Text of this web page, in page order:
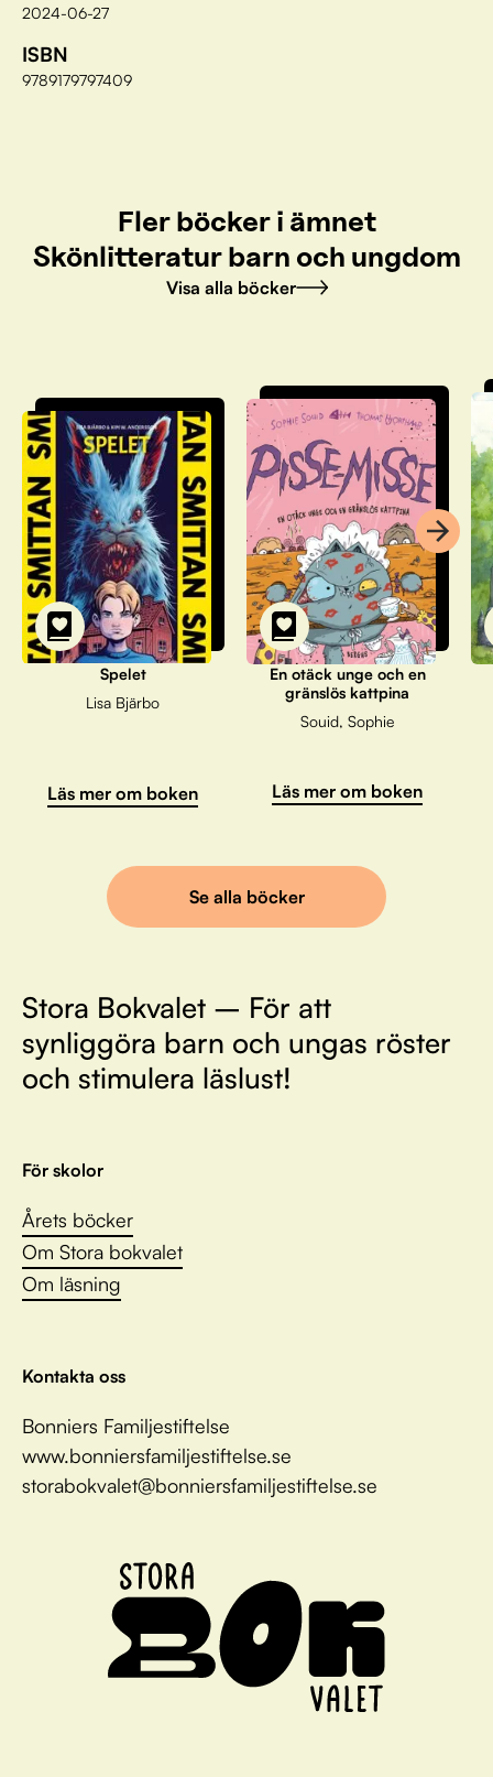
2024-06-27
ISBN
9789179797409
Fler böcker i ämnet
Skönlitteratur barn och ungdom
Visa alla böcker
Spelet
Lisa Bjärbo
Läs mer om boken
En otäck unge och en
gränslös kattpina
Souid, Sophie
Läs mer om boken
Se alla böcker
Stora Bokvalet – För att
synliggöra barn och ungas röster
och stimulera läslust!
För skolor
Årets böcker
Om Stora bokvalet
Om läsning
Kontakta oss
Bonniers Familjestiftelse
www.bonniersfamiljestiftelse.se
storabokvalet@bonniersfamiljestiftelse.se